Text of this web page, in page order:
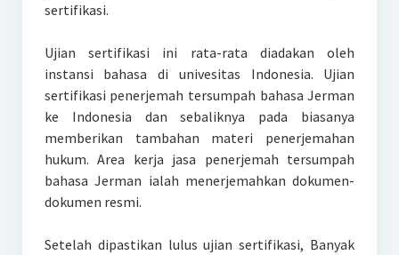
sertifikasi.
Ujian sertifikasi ini rata-rata diadakan oleh
instansi bahasa di univesitas Indonesia. Ujian
sertifikasi penerjemah tersumpah bahasa Jerman
ke Indonesia dan sebaliknya pada biasanya
memberikan tambahan materi penerjemahan
hukum. Area kerja jasa penerjemah tersumpah
bahasa Jerman ialah menerjemahkan dokumen-
dokumen resmi.
Setelah dipastikan lulus ujian sertifikasi, Banyak